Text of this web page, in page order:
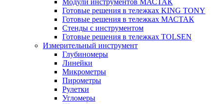
Модули инструментов МАСТАК
Готовые решения в тележках KING TONY
Готовые решения в тележках МАСТАК
Стенды с инструментом
Готовые решения в тележках TOLSEN
Измерительный инструмент
Глубиномеры
Линейки
Микрометры
Пирометры
Рулетки
Угломеры